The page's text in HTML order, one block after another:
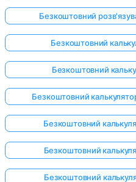
Безкоштовний
Безкоштовний
Безкоштовний
Безкоштовний
Безкоштовний
Безкоштовний
Безкоштовний